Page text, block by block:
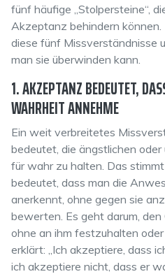
fünf häufige „Stolpersteine“,
Akzeptanz behindern
diese fünf Missverständnisse
man sie überwinden kann.
1. AKZEPTANZ BEDEUTET,
WAHRHEIT ANNEHME
Ein weit verbreitetes
bedeutet, die ängstlichen
für wahr zu halten. Das
bedeutet, dass man die
anerkennt, ohne gegen sie
bewerten. Es geht darum, den
ohne an ihm festzuhalten
erklärt: „Ich akzeptiere, dass
ich akzeptiere nicht, dass er